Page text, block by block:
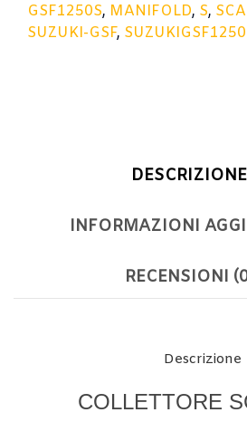
GSF1250S, MANIFOLD, S,
SUZUKI-GSF,
DESCRIZIONE
INFORMAZIONI
RECENSIONI
Descrizione
COLLETTORE